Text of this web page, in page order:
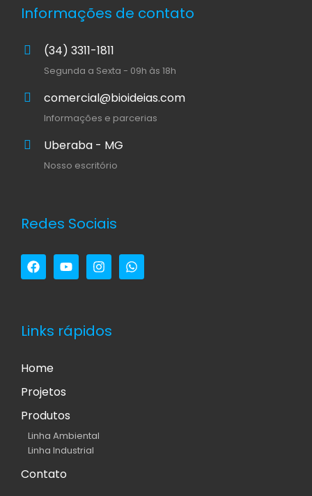
Informações de contato
(34) 3311-1811
Segunda a Sexta - 09h às 18h
comercial@bioideias.com
Informações e parcerias
Uberaba - MG
Nosso escritório
Redes Sociais
Links rápidos
Home
Projetos
Produtos
Linha Ambiental
Linha Industrial
Contato